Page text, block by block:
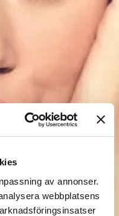
av annonser.
webbplatsens